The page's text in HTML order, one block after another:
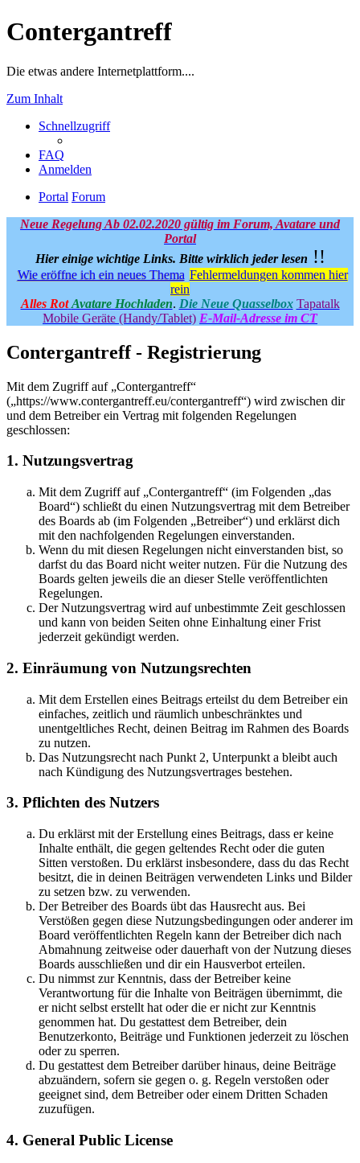
Contergantreff
Die etwas andere Internetplattform....
Zum Inhalt
Schnellzugriff
FAQ
Anmelden
Portal Forum
Neue Regelung Ab 02.02.2020 gültig im Forum, Avatare und
Portal
Hier einige wichtige Links. Bitte wirklich jeder lesen !!
Wie eröffne ich ein neues Thema Fehlermeldungen kommen hier
rein
Alles Rot Avatare Hochladen. Die Neue Quasselbox Tapatalk
Mobile Geräte (Handy/Tablet) E-Mail-Adresse im CT
Contergantreff - Registrierung
Mit dem Zugriff auf „Contergantreff“
(„https://www.contergantreff.eu/contergantreff“) wird zwischen dir
und dem Betreiber ein Vertrag mit folgenden Regelungen
geschlossen:
1. Nutzungsvertrag
Mit dem Zugriff auf „Contergantreff“ (im Folgenden „das
Board“) schließt du einen Nutzungsvertrag mit dem Betreiber
des Boards ab (im Folgenden „Betreiber“) und erklärst dich
mit den nachfolgenden Regelungen einverstanden.
Wenn du mit diesen Regelungen nicht einverstanden bist, so
darfst du das Board nicht weiter nutzen. Für die Nutzung des
Boards gelten jeweils die an dieser Stelle veröffentlichten
Regelungen.
Der Nutzungsvertrag wird auf unbestimmte Zeit geschlossen
und kann von beiden Seiten ohne Einhaltung einer Frist
jederzeit gekündigt werden.
2. Einräumung von Nutzungsrechten
Mit dem Erstellen eines Beitrags erteilst du dem Betreiber ein
einfaches, zeitlich und räumlich unbeschränktes und
unentgeltliches Recht, deinen Beitrag im Rahmen des Boards
zu nutzen.
Das Nutzungsrecht nach Punkt 2, Unterpunkt a bleibt auch
nach Kündigung des Nutzungsvertrages bestehen.
3. Pflichten des Nutzers
Du erklärst mit der Erstellung eines Beitrags, dass er keine
Inhalte enthält, die gegen geltendes Recht oder die guten
Sitten verstoßen. Du erklärst insbesondere, dass du das Recht
besitzt, die in deinen Beiträgen verwendeten Links und Bilder
zu setzen bzw. zu verwenden.
Der Betreiber des Boards übt das Hausrecht aus. Bei
Verstößen gegen diese Nutzungsbedingungen oder anderer im
Board veröffentlichten Regeln kann der Betreiber dich nach
Abmahnung zeitweise oder dauerhaft von der Nutzung dieses
Boards ausschließen und dir ein Hausverbot erteilen.
Du nimmst zur Kenntnis, dass der Betreiber keine
Verantwortung für die Inhalte von Beiträgen übernimmt, die
er nicht selbst erstellt hat oder die er nicht zur Kenntnis
genommen hat. Du gestattest dem Betreiber, dein
Benutzerkonto, Beiträge und Funktionen jederzeit zu löschen
oder zu sperren.
Du gestattest dem Betreiber darüber hinaus, deine Beiträge
abzuändern, sofern sie gegen o. g. Regeln verstoßen oder
geeignet sind, dem Betreiber oder einem Dritten Schaden
zuzufügen.
4. General Public License